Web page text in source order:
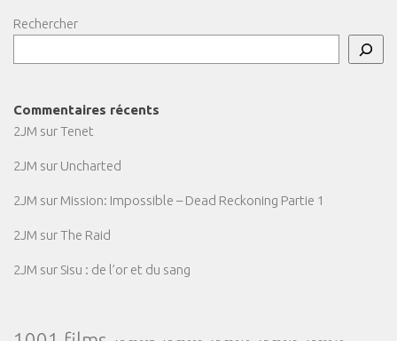
Rechercher
Commentaires récents
2JM surTenet
2JM sur Uncharted
2JM sur Mission: Impossible – Dead Reckoning Partie 1
2JM surThe Raid
2JM sur Sisu : de l’or et du sang